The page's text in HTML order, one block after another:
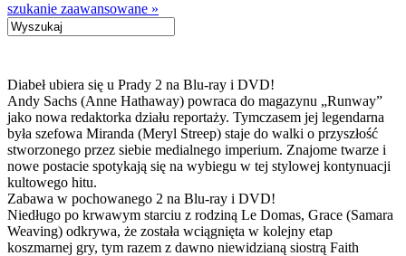
szukanie zaawansowane »
Diabeł ubiera się u Prady 2 na Blu-ray i DVD!
Andy Sachs (Anne Hathaway) powraca do magazynu „Runway”
jako nowa redaktorka działu reportaży. Tymczasem jej legendarna
była szefowa Miranda (Meryl Streep) staje do walki o przyszłość
stworzonego przez siebie medialnego imperium. Znajome twarze i
nowe postacie spotykają się na wybiegu w tej stylowej kontynuacji
kultowego hitu.
Zabawa w pochowanego 2 na Blu-ray i DVD!
Niedługo po krwawym starciu z rodziną Le Domas, Grace (Samara
Weaving) odkrywa, że została wciągnięta w kolejny etap
koszmarnej gry, tym razem z dawno niewidzianą siostrą Faith